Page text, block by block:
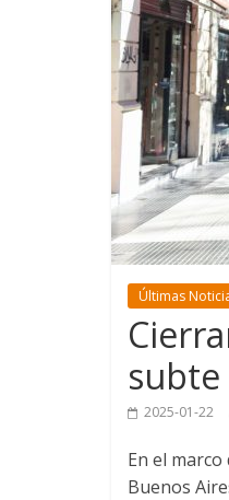
Últimas
2025-01-22
En el
Buenos